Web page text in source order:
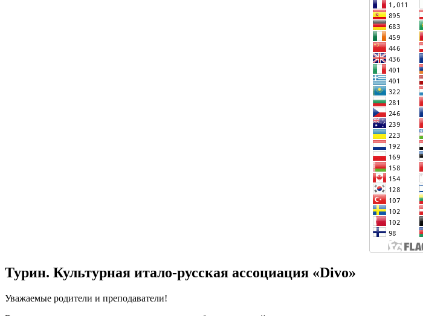
Турин. Культурная итало-русская ассоциация «Divo»
Уважаемые родители и преподаватели!